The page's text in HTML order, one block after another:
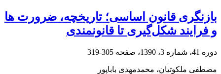
بازنگری قانون اساسی؛ تاریخچه، ضرورت ها
و فرایند شکل‌گیری تا قانونمندی
دوره 41، شماره 3، 1390، صفحه 305-319
مصطفی ملکوتیان، محمدمهدی باباپور